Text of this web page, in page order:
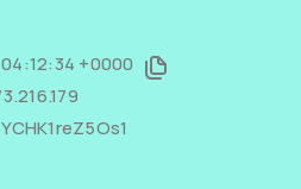
+0000
YCHK1reZ5Os1